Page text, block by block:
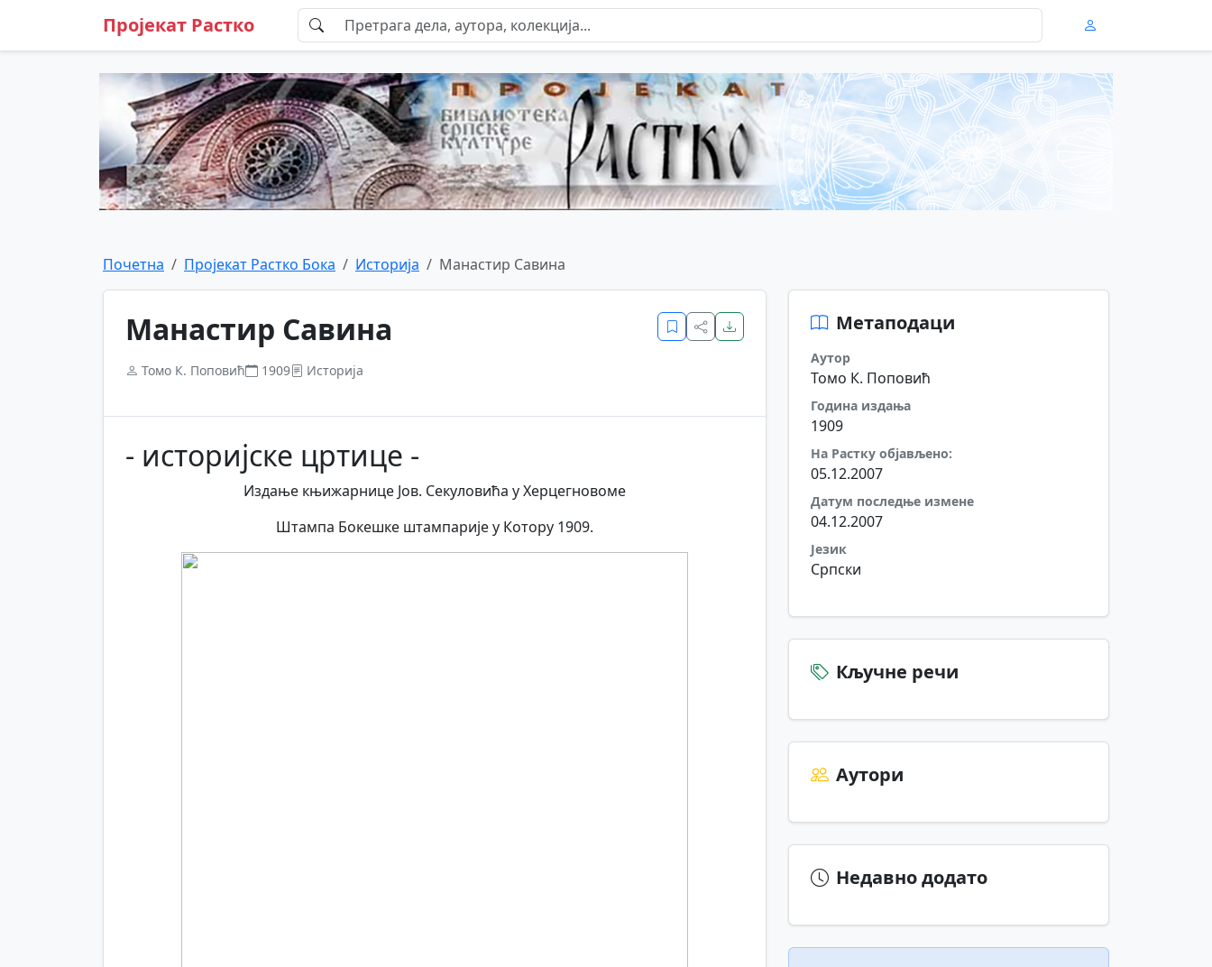
Пројекат Растко
Почетна Пројекат Растко Бока Историја Манастир Савина
Манастир Савина
Томо К. Поповић 1909 Историја
- историјске цртице -
Издање књижарнице Јов. Секуловића у Херцегновоме
Штампа Бокешке штампарије у Котору 1909.
Метаподаци
Аутор
Томо К. Поповић
Година издања
1909
На Растку објављено:
05.12.2007
Датум последње измене
04.12.2007
Језик
Српски
Кључне речи
Аутори
Недавно додато